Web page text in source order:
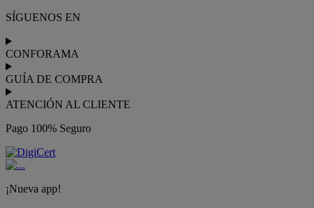
SÍGUENOS EN
CONFORAMA
GUÍA DE COMPRA
ATENCIÓN AL CLIENTE
Pago 100% Seguro
¡Nueva app!